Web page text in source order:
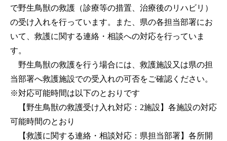
で野生鳥獣の救護（診療等の措置、治療後のリハビリ）
の受け入れを行っています。また、県の各担当部署にお
いて、救護に関する連絡・相談への対応を行っていま
す。
野生鳥獣の救護を行う場合には、救護施設又は県の担
当部署へ救護施設での受入れの可否をご確認ください。
※対応可能時間は以下のとおりです
【野生鳥獣の救護受け入れ対応：2施設】各施設の対応
可能時間のとおり
【救護に関する連絡・相談対応：県担当部署】各所開